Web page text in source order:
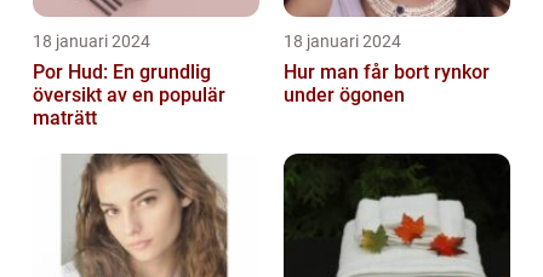
18 januari 2024
Por Hud: En grundlig
översikt av en populär
maträtt
18 januari 2024
Hur man får bort rynkor
under ögonen